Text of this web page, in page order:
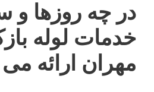
در چه روزها و
خدمات لوله
مهران ارائه